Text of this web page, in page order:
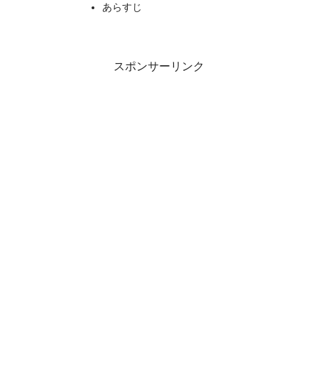
あらすじ
スポンサーリンク